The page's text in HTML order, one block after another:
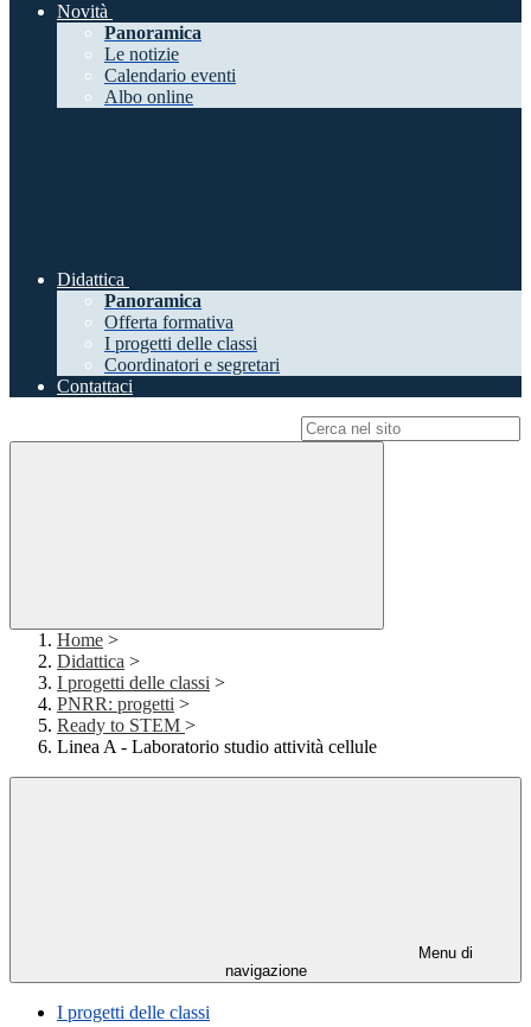
Novità
Panoramica
Le notizie
Calendario eventi
Albo online
Didattica
Panoramica
Offerta formativa
I progetti delle classi
Coordinatori e segretari
Contattaci
Home >
Didattica >
I progetti delle classi >
PNRR: progetti >
Ready to STEM >
Linea A - Laboratorio studio attività cellule
Menu di
navigazione
I progetti delle classi